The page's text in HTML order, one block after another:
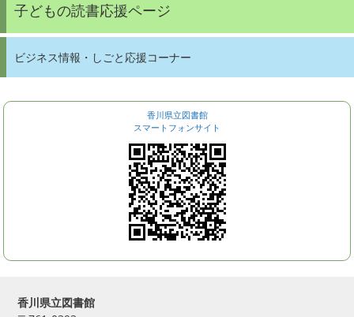
子どもの読書応援ページ
ビジネス情報・しごと応援コーナー
香川県立図書館
スマートフォンサイト
香川県立図書館